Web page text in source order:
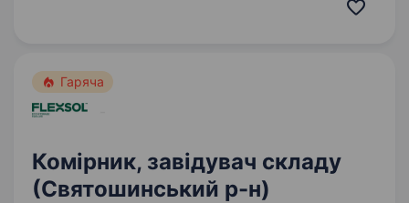
Гаряча
Комірник, завідувач складу
(Святошинський р-н)